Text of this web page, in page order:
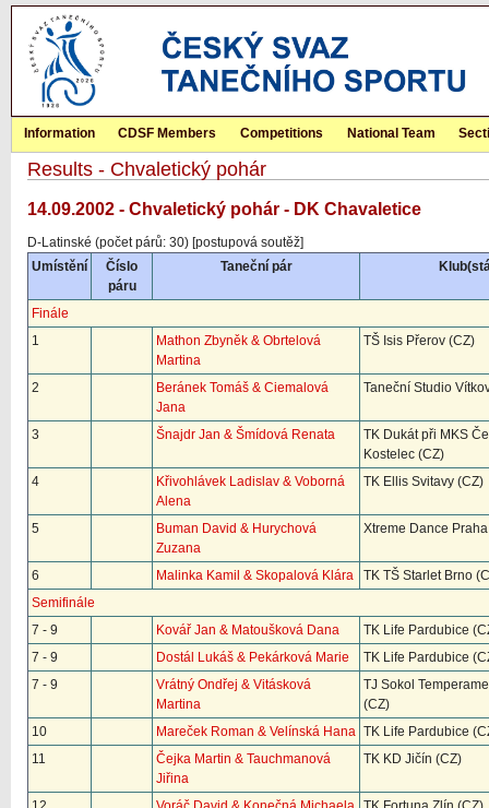
Information CDSF Members Competitions National Team
Results - Chvaletický pohár
14.09.2002 - Chvaletický pohár - DK Chavaletice
D-Latinské (počet párů: 30) [postupová soutěž]
Umístění
Číslo
páru
Taneční pár
Finále
1
Mathon Zbyněk & Obrtelová
Martina
TŠ Isis Přerov (CZ)
2
Beránek Tomáš & Ciemalová
Jana
Taneční Studio
3 Šnajdr Jan & Šmídová Renata
TK Dukát při MKS
Kostelec (CZ)
4
Křivohlávek Ladislav & Voborná
Alena
TK Ellis Svitavy (CZ)
5
Buman David & Hurychová
Zuzana
Xtreme Dance
6 Malinka Kamil & Skopalová Klára
TK TŠ Starlet Brno
Semifinále
7 - 9
Kovář Jan & Matoušková Dana
TK Life Pardubice
7 - 9
Dostál Lukáš & Pekárková Marie
TK Life Pardubice
7 - 9
Vrátný Ondřej & Vitásková
Martina
TJ Sokol
(CZ)
10
Mareček Roman & Velínská Hana TK Life Pardubice
11
Čejka Martin & Tauchmanová
Jiřina
TK KD Jičín (CZ)